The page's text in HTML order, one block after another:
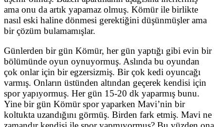
ama onu da artık yapamaz olmuş. Kömür ile birlikte
nasıl eski haline dönmesi gerektiğini düşünmüşler ama
bir çözüm bulamamışlar.
Günlerden bir gün Kömür, her gün yaptığı gibi evin bir
bölümünde oyun oynuyormuş. Aslında bu oyundan
çok onlar için bir egzersizmiş. Bir çok kedi oyuncağı
varmış. Onların üstünden altından geçerek kendisi için
spor yapıyormuş. Her gün 15-20 dk yaparmış bunu.
Yine bir gün Kömür spor yaparken Mavi’nin bir
koltukta uzandığını görmüş. Birden fark etmiş. Mavi ne